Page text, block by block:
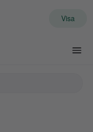
Visa